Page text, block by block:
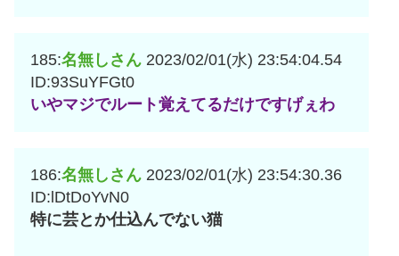
185:名無しさん 2023/02/01(水) 23:54:04.54
ID:93SuYFGt0
いやマジでルート覚えてるだけですげぇわ
186:名無しさん 2023/02/01(水) 23:54:30.36
ID:lDtDoYvN0
特に芸とか仕込んでない猫